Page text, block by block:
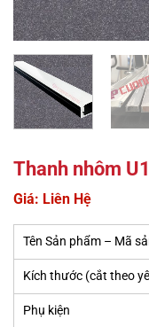
Thanh nhôm
Giá: Liên Hệ
Tên Sản phẩm – Mã
Kích thước (cắt theo
Phụ kiện